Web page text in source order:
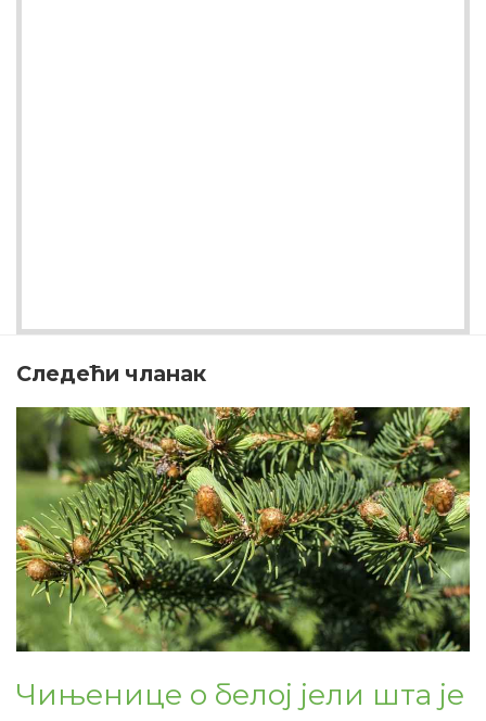
Следећи чланак
Чињенице о белој јели шта је